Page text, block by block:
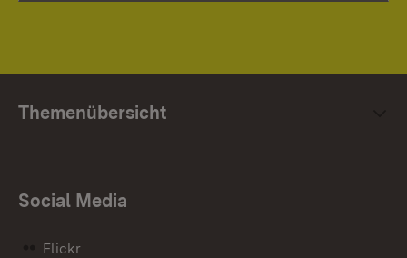
Themenübersicht
Social Media
Flickr